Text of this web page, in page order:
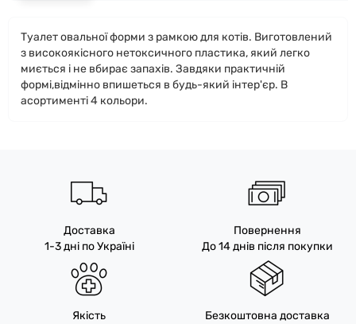
Туалет овальної форми з рамкою для котів. Виготовлений
з високоякісного нетоксичного пластика, який легко
миється і не вбирає запахів. Завдяки практичній
формі,відмінно впишеться в будь-який інтер'єр. В
асортименті 4 кольори.
Доставка
1-3 дні по Україні
Повернення
До 14 днів після покупки
Якість
Безкоштовна доставка